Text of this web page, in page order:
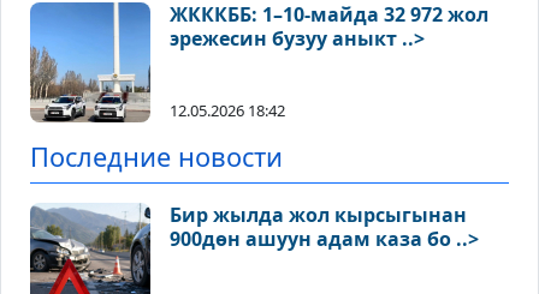
ЖКККББ: 1–10-майда 32 972 жол
эрежесин бузуу аныкт ..>
12.05.2026 18:42
Последние новости
Бир жылда жол кырсыгынан
900дөн ашуун адам каза бо ..>